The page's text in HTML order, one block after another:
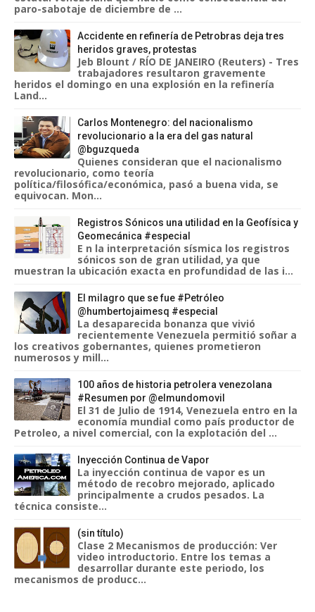
paro-sabotaje de diciembre de ...
Accidente en refinería de Petrobras deja tres
heridos graves, protestas
Jeb Blount / RÍO DE JANEIRO (Reuters) - Tres
trabajadores resultaron gravemente
heridos el domingo en una explosión en la refinería
Land...
Carlos Montenegro: del nacionalismo
revolucionario a la era del gas natural
@bguzqueda
Quienes consideran que el nacionalismo
revolucionario, como teoría
política/filosófica/económica, pasó a buena vida, se
equivocan. Mon...
Registros Sónicos una utilidad en la Geofísica y
Geomecánica #especial
E n la interpretación sísmica los registros
sónicos son de gran utilidad, ya que
muestran la ubicación exacta en profundidad de las i...
El milagro que se fue #Petróleo
@humbertojaimesq #especial
La desaparecida bonanza que vivió
recientemente Venezuela permitió soñar a
los creativos gobernantes, quienes prometieron
numerosos y mill...
100 años de historia petrolera venezolana
#Resumen por @elmundomovil
El 31 de Julio de 1914, Venezuela entro en la
economía mundial como país productor de
Petroleo, a nivel comercial, con la explotación del ...
Inyección Continua de Vapor
La inyección continua de vapor es un
método de recobro mejorado, aplicado
principalmente a crudos pesados. La
técnica consiste...
(sin título)
Clase 2 Mecanismos de producción: Ver
video introductorio. Entre los temas a
desarrollar durante este periodo, los
mecanismos de producc...